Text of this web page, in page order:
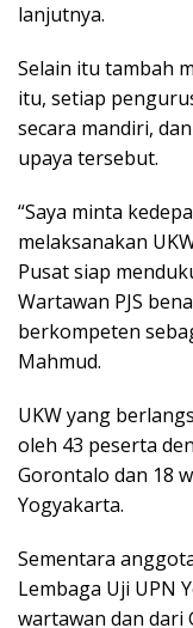
lanjutnya.
Selain itu tambah
itu, setiap
secara mandiri,
upaya tersebut.
“Saya minta
melaksanakan
Pusat siap
Wartawan PJS
berkompeten
Mahmud.
UKW yang
oleh 43 peserta
Gorontalo dan 18
Yogyakarta.
Sementara
Lembaga Uji UPN
wartawan dan dari